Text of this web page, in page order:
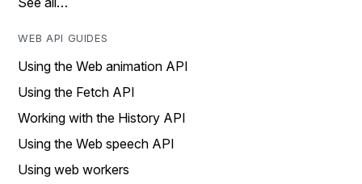
WEB API GUIDES
Using the Web animation API
Using the Fetch API
Working with the History API
Using the Web speech API
Using web workers